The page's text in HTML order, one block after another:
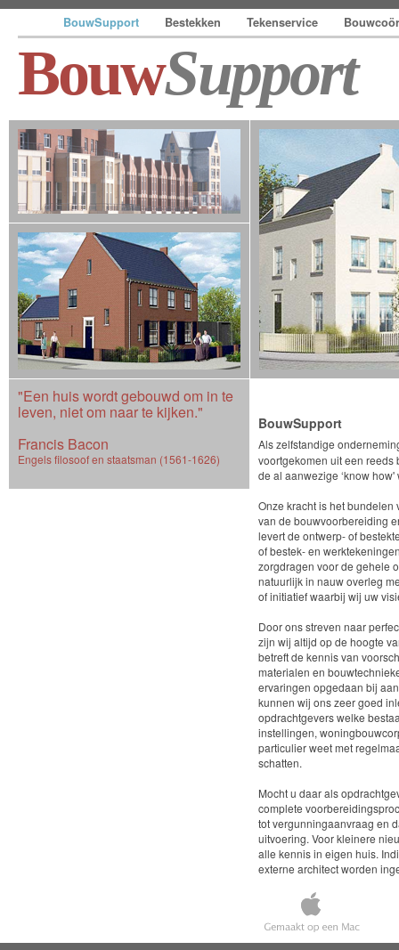
BouwSupport Bestekken Tekenservice
BouwSupport
Als zelfstandige
voortgekomen uit een
de al aanwezige ‘know
Onze kracht is het
van de bouwvoorbereiding
levert de ontwerp- of
of bestek- en
zorgdragen voor de gehele
natuurlijk in nauw overleg
of initiatief waarbij wij uw
Door ons streven naar
zijn wij altijd op de hoogte
betreft de kennis van
materialen en
ervaringen opgedaan bij
kunnen wij ons zeer goed
opdrachtgevers welke
instellingen,
particulier weet met
schatten.
Mocht u daar als
complete
tot vergunningaanvraag en
uitvoering. Voor kleinere
alle kennis in eigen huis.
externe architect worden
BouwSupport
"Een huis wordt gebouwd om in te
leven, niet om naar te kijken."
Francis Bacon
Engels filosoof en staatsman (1561-1626)